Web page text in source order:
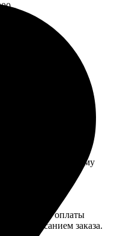
с Вами по указанному
деталей.
После оплаты
с описанием заказа.